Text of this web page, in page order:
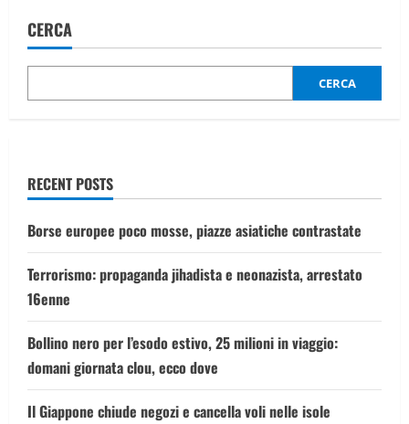
“Fragile
e
corso”
articoli
CERCA
CERCA
RECENT POSTS
Borse europee poco mosse, piazze asiatiche contrastate
Terrorismo: propaganda jihadista e neonazista, arrestato
16enne
Bollino nero per l’esodo estivo, 25 milioni in viaggio:
domani giornata clou, ecco dove
Il Giappone chiude negozi e cancella voli nelle isole